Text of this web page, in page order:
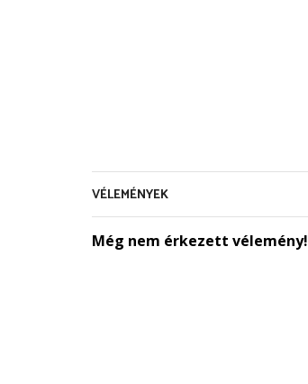
VÉLEMÉNYEK
Még nem érkezett vélemény!